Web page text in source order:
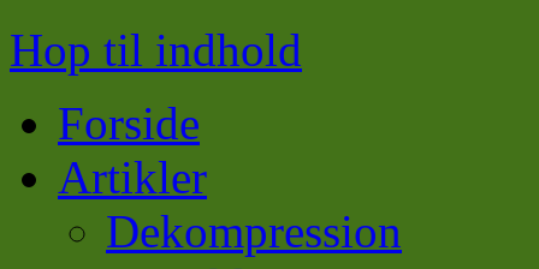
Hop til indhold
Forside
Artikler
Dekompression